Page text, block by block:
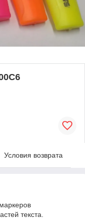
Условия возврата
текста.